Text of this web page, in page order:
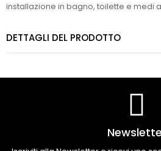
installazione in bagno, toilette e medi
DETTAGLI DEL PRODOTTO